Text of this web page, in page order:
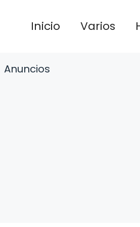
Inicio Varios
Anuncios